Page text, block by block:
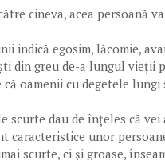
cineva, acea persoană
indică egosim, lăcomie,
din greu de-a lungul vieții
oamenii cu degetele
scurte dau de înțeles că
caracteristice unor
scurte, ci și groase,